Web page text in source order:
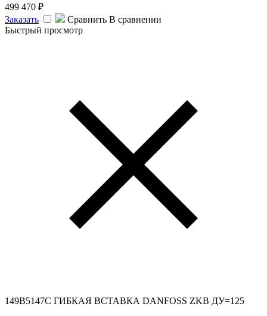
499 470 ₽
Заказать
Сравнить В сравнении
Быстрый просмотр
149B5147C ГИБКАЯ ВСТАВКА DANFOSS ZKB ДУ=125